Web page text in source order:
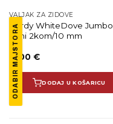
ODABIR MAJSTORA
VALJAK ZA ZIDOVE
Purdy WhiteDove Jumbo
Mini 2kom/10 mm
11.00 €
DODAJ U KOŠARICU